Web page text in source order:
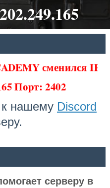
сменился IP
Порт: 2402
к нашему Discord
серверу в